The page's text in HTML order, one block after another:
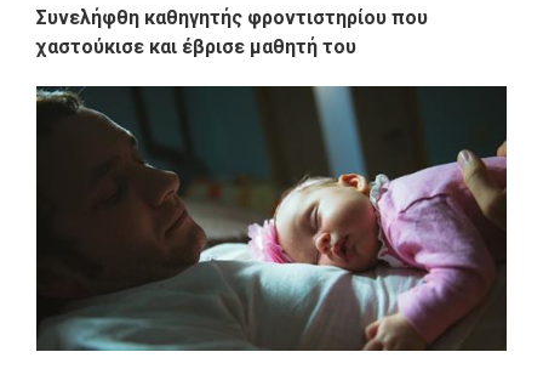
Συνελήφθη καθηγητής φροντιστηρίου που
χαστούκισε και έβρισε μαθητή του